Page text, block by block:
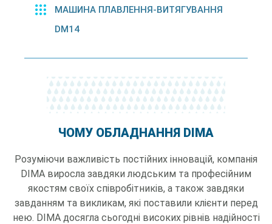
МАШИНА ПЛАВЛЕННЯ-ВИТЯГУВАННЯ
DM14
ЧОМУ ОБЛАДНАННЯ DIMA
Розуміючи важливість постійних інновацій, компанія
DIMA виросла завдяки людським та професійним
якостям своїх співробітників, а також завдяки
завданням та викликам, які поставили клієнти перед
нею. DIMA досягла сьогодні високих рівнів надійності